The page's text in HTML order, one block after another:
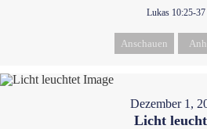
Lukas 10:25-37
Anschauen
Dezember 1,
Licht